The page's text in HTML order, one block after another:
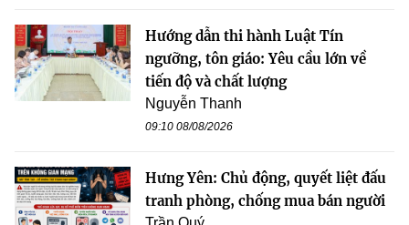
Hướng dẫn thi hành Luật Tín
ngưỡng, tôn giáo: Yêu cầu lớn về
tiến độ và chất lượng
Nguyễn Thanh
09:10 08/08/2026
Hưng Yên: Chủ động, quyết liệt đấu
tranh phòng, chống mua bán người